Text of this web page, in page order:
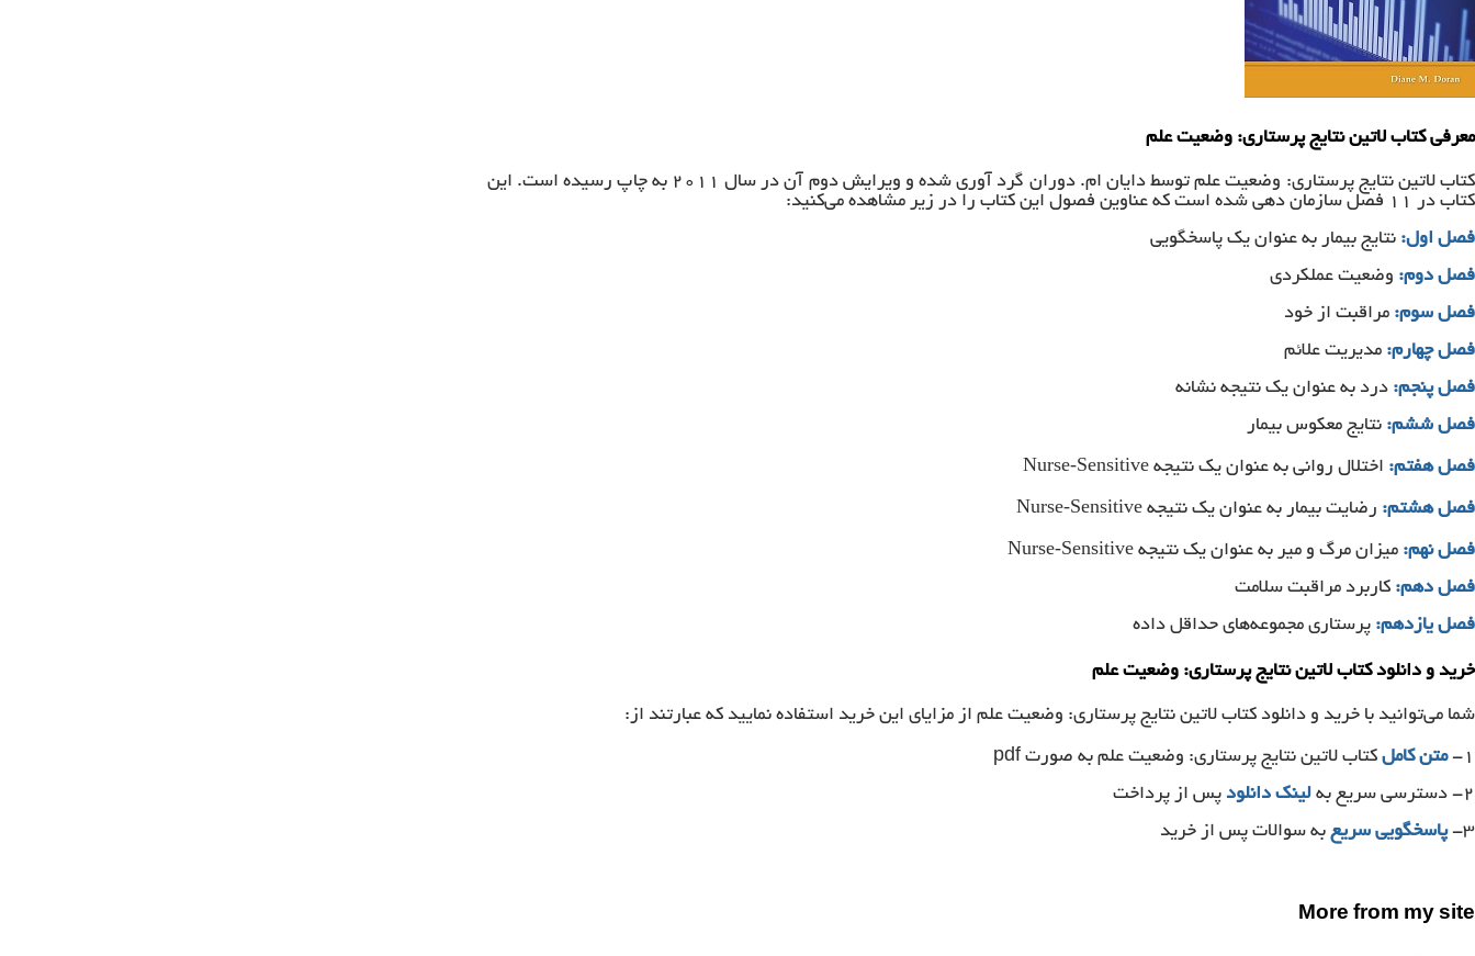
معرفی کتاب لاتین نتایج پرستاری: وضعیت علم
کتاب لاتین نتایج پرستاری: وضعیت علم توسط دایان ام. دوران گرد آوری شده و ویرایش دوم آن در سال ۲۰۱۱ به چاپ رسیده است. این
کتاب در ۱۱ فصل سازمان دهی شده است که عناوین فصول این کتاب را در زیر مشاهده می‌کنید:
فصل اول: نتایج بیمار به عنوان یک پاسخگویی
فصل دوم: وضعیت عملکردی
فصل سوم: مراقبت از خود
فصل چهارم: مدیریت علائم
فصل پنجم: درد به عنوان یک نتیجه نشانه
فصل ششم: نتایج معکوس بیمار
فصل هفتم: اختلال روانی به عنوان یک نتیجه Nurse-Sensitive
فصل هشتم: رضایت بیمار به عنوان یک نتیجه Nurse-Sensitive
فصل نهم: میزان مرگ و میر به عنوان یک نتیجه Nurse-Sensitive
فصل دهم: کاربرد مراقبت سلامت
فصل یازدهم: پرستاری مجموعه‌های حداقل داده
خرید و دانلود کتاب لاتین نتایج پرستاری: وضعیت علم
شما می‌توانید با خرید و دانلود کتاب لاتین نتایج پرستاری: وضعیت علم از مزایای این خرید استفاده نمایید که عبارتند از:
۱- متن کامل کتاب لاتین نتایج پرستاری: وضعیت علم به صورت pdf
۲- دسترسی سریع به
لینک دانلود پس از پرداخت
۳-
پاسخگویی سریع به سوالات پس از خرید
More from my site